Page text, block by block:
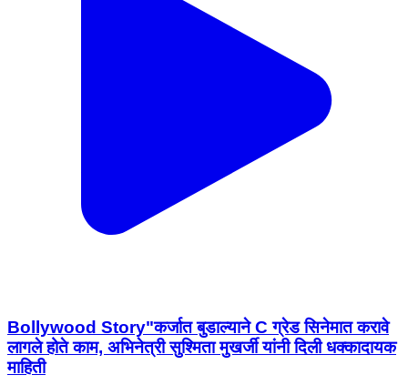
Bollywood Story"कर्जात बुडाल्याने C ग्रेड सिनेमात करावे
लागले होते काम, अभिनेत्री सुश्मिता मुखर्जी यांनी दिली धक्कादायक
माहिती